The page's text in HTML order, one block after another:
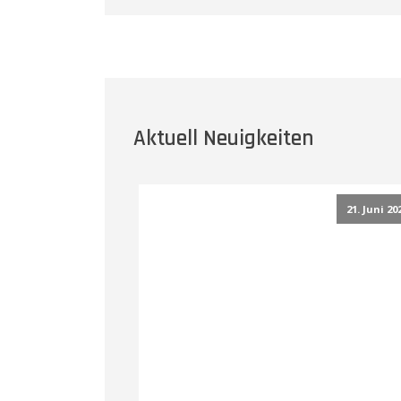
Aktuell Neuigkeiten
21. Juni